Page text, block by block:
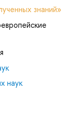
знаний»
наук